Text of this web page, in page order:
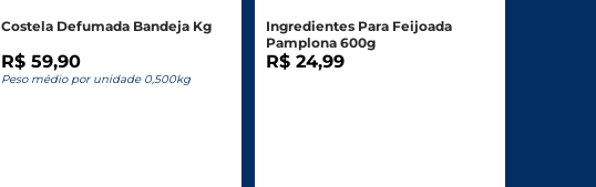
Costela Defumada Bandeja Kg
R$ 59,90
Peso médio por unidade 0,500kg
Ingredientes Para Feijoada
Pamplona 600g
R$ 24,99